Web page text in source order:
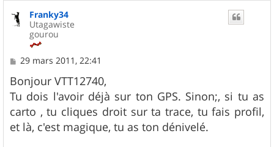
Franky34
Utagawiste
gourou
M
s
s
a
g
e
29 mars 2011, 22:41
Bonjour VTT12740,
Tu dois l'avoir déjà sur ton GPS. Sinon;, si tu as
carto , tu cliques droit sur ta trace, tu fais profil,
et là, c'est magique, tu as ton dénivelé.